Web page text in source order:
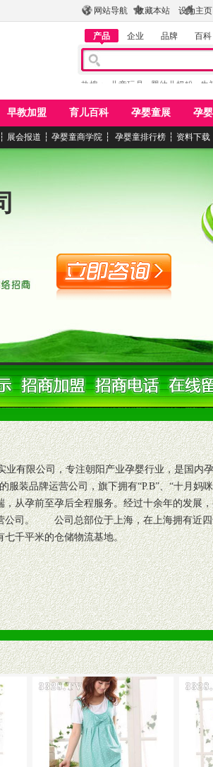
网站导航 收藏本站 设为主页
产品 企业 品牌 百科
热搜： 儿童玩具 婴幼儿奶粉 牛
早教加盟 育儿百科 孕婴童展 孕
┆ 展会报道 ┆ 孕婴童商学院 ┆ 孕婴童排行榜 ┆ 资料下载
有限公司，专注朝阳产业孕婴行业，是国内
服装品牌运营公司，旗下拥有“P.B”、“十月妈
，从孕前至孕后全程服务。经过十余年的发展
公司。 公司总部位于上海，在上海拥有近四
七千平米的仓储物流基地。